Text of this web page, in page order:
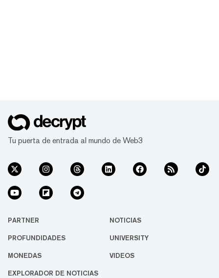
Tu puerta de entrada al mundo de Web3
PARTNER NOTICIAS
PROFUNDIDADES UNIVERSITY
MONEDAS VIDEOS
EXPLORADOR DE NOTICIAS